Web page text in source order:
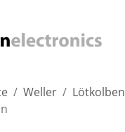
Weller
Lötkolben